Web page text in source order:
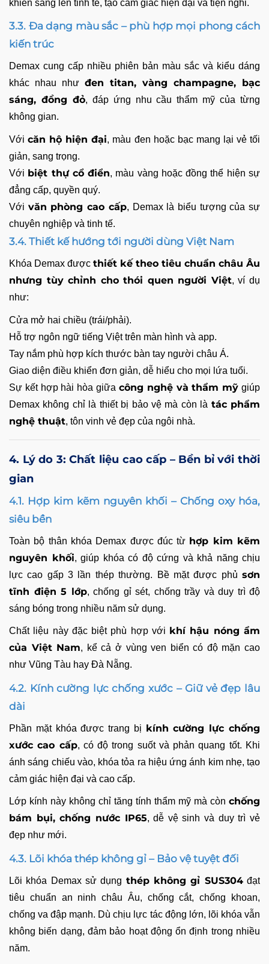
khiển sáng lên tinh tế, tạo cảm giác hiện đại và tiện nghi.
3.3. Đa dạng màu sắc – phù hợp mọi phong cách
kiến trúc
Demax cung cấp nhiều phiên bản màu sắc và kiểu dáng
khác nhau như đen titan, vàng champagne, bạc
sáng, đồng đỏ, đáp ứng nhu cầu thẩm mỹ của từng
không gian.
Vớicăn hộ hiện đại, màu đen hoặc bạc mang lại vẻ tối
giản, sang trọng.
Với biệt thự cổ điển, màu vàng hoặc đồng thể hiện sự
đẳng cấp, quyền quý.
Với văn phòng cao cấp, Demax là biểu tượng của sự
chuyên nghiệp và tinh tế.
3.4. Thiết kế hướng tới người dùng Việt Nam
Khóa Demax được thiết kế theo tiêu chuẩn châu Âu
nhưng tùy chỉnh cho thói quen người Việt, ví dụ
như:
Cửa mở hai chiều (trái/phải).
Hỗ trợ ngôn ngữ tiếng Việt trên màn hình và app.
Tay nắm phù hợp kích thước bàn tay người châu Á.
Giao diện điều khiển đơn giản, dễ hiểu cho mọi lứa tuổi.
Sự kết hợp hài hòa giữa công nghệ và thẩm mỹ giúp
Demax không chỉ là thiết bị bảo vệ mà còn là tác phẩm
nghệ thuật, tôn vinh vẻ đẹp của ngôi nhà.
4. Lý do 3: Chất liệu cao cấp – Bền bỉ với thời
gian
4.1. Hợp kim kẽm nguyên khối – Chống oxy hóa,
siêu bền
Toàn bộ thân khóa Demax được đúc từ hợp kim kẽm
nguyên khối, giúp khóa có độ cứng và khả năng chịu
lực cao gấp 3 lần thép thường. Bề mặt được phủ sơn
tĩnh điện 5 lớp, chống gỉ sét, chống trầy và duy trì độ
sáng bóng trong nhiều năm sử dụng.
Chất liệu này đặc biệt phù hợp với khí hậu nóng ẩm
của Việt Nam, kể cả ở vùng ven biển có độ mặn cao
như Vũng Tàu hay Đà Nẵng.
4.2. Kính cường lực chống xước – Giữ vẻ đẹp lâu
dài
Phần mặt khóa được trang bị kính cường lực chống
xước cao cấp, có độ trong suốt và phản quang tốt. Khi
ánh sáng chiếu vào, khóa tỏa ra hiệu ứng ánh kim nhẹ, tạo
cảm giác hiện đại và cao cấp.
Lớp kính này không chỉ tăng tính thẩm mỹ mà còn chống
bám bụi, chống nước IP65, dễ vệ sinh và duy trì vẻ
đẹp như mới.
4.3. Lõi khóa thép không gỉ – Bảo vệ tuyệt đối
Lõi khóa Demax sử dụng thép không gỉ SUS304đạt
tiêu chuẩn an ninh châu Âu, chống cắt, chống khoan,
chống va đập mạnh. Dù chịu lực tác động lớn, lõi khóa vẫn
không biến dạng, đảm bảo hoạt động ổn định trong nhiều
năm.